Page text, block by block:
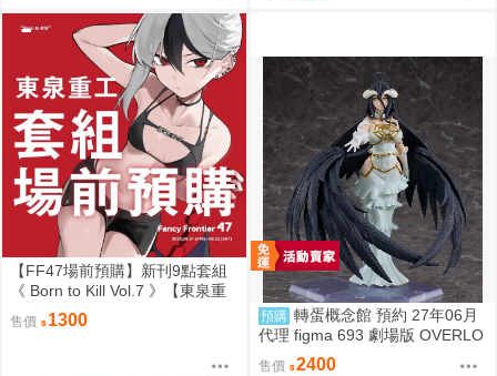
【FF47場前預購】新刊9點套組
《 Born to Kill Vol.7 》【東泉重
工】[ 蔚藍檔案 ブルアカ / 鬼方佳
世子 カヨコ ]
售價 1300 預購 轉蛋概念館 預約 27年06月
代理 figma 693 劇場版 OVERLO
RD 聖王國篇 雅兒貝德 免訂金
售價 2400